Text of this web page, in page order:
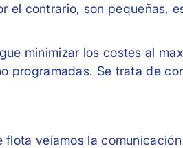
el contrario, son pequeñas,
minimizar los costes al
programadas. Se trata de
veíamos la